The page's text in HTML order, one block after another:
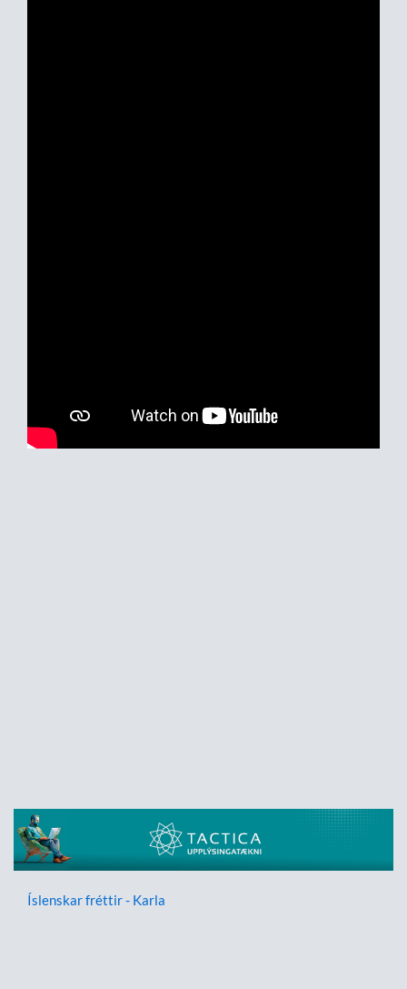
Íslenskar fréttir - Karla